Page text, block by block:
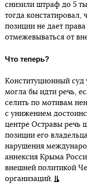
снизили штраф до 5
тогда констатировал,
позиции не дает права
отмежевываться от
Что теперь?
Конституционный суд
могла бы идти речь,
селить по мотивам
с унижением
центре Остравы речь
позиции его
нарушения
аннексия Крыма
внешней политикой
организаций.